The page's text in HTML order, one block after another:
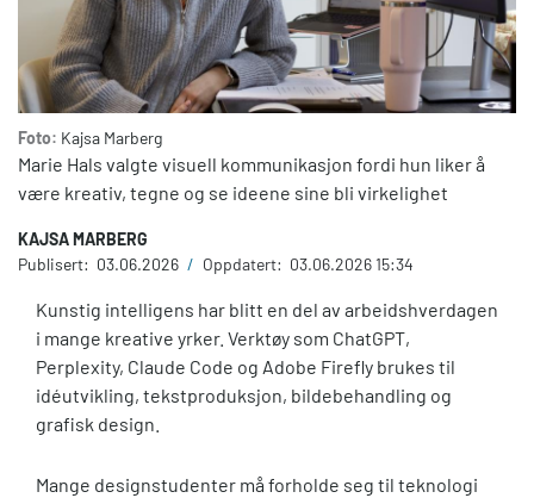
Foto: Kajsa Marberg
Marie Hals valgte visuell kommunikasjon fordi hun liker å
være kreativ, tegne og se ideene sine bli virkelighet
KAJSA MARBERG
Publisert: 03.06.2026 / Oppdatert: 03.06.2026 15:34
Kunstig intelligens har blitt en del av arbeidshverdagen
i mange kreative yrker. Verktøy som ChatGPT,
Perplexity, Claude Code og Adobe Firefly brukes til
idéutvikling, tekstproduksjon, bildebehandling og
grafisk design.
Mange designstudenter må forholde seg til teknologi